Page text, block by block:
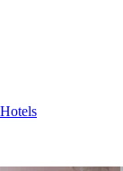
Hotels